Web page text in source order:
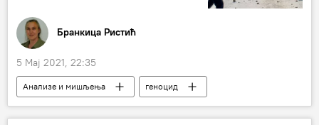
Бранкица Ристић
5 Мај 2021, 22:35
Анализе и мишљења
геноцид
Албанци
Горан Петронијевић